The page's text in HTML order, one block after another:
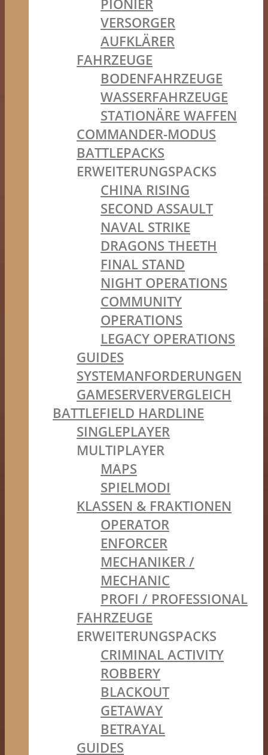
PIONIER
VERSORGER
AUFKLÄRER
FAHRZEUGE
BODENFAHRZEUGE
WASSERFAHRZEUGE
STATIONÄRE WAFFEN
COMMANDER-MODUS
BATTLEPACKS
ERWEITERUNGSPACKS
CHINA RISING
SECOND ASSAULT
NAVAL STRIKE
DRAGONS THEETH
FINAL STAND
NIGHT OPERATIONS
COMMUNITY
OPERATIONS
LEGACY OPERATIONS
GUIDES
SYSTEMANFORDERUNGEN
GAMESERVERVERGLEICH
BATTLEFIELD HARDLINE
SINGLEPLAYER
MULTIPLAYER
MAPS
SPIELMODI
KLASSEN & FRAKTIONEN
OPERATOR
ENFORCER
MECHANIKER /
MECHANIC
PROFI / PROFESSIONAL
FAHRZEUGE
ERWEITERUNGSPACKS
CRIMINAL ACTIVITY
ROBBERY
BLACKOUT
GETAWAY
BETRAYAL
GUIDES